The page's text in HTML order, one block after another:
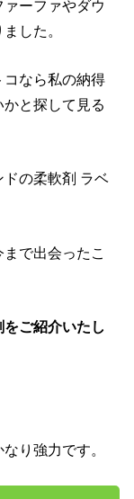
ーファやダウ
した。
なら私の納得
と探して見る
の柔軟剤 ラベ
で出会ったこ
ご紹介いたし
り強力です。